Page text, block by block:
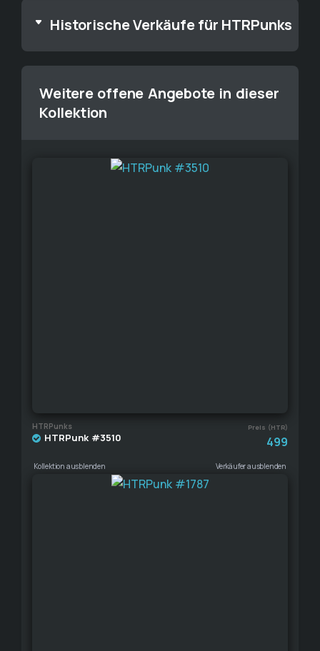
Historische Verkäufe für HTRPunks
Weitere offene Angebote in dieser
Kollektion
HTRPunks Preis (HTR)
HTRPunk #3510 499
Kollektion ausblenden Verkäufer ausblenden